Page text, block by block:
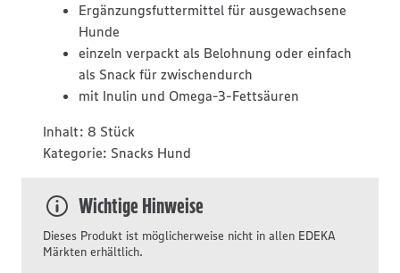
Ergänzungsfuttermittel für ausgewachsene
Hunde
einzeln verpackt als Belohnung oder einfach
als Snack für zwischendurch
mit Inulin und Omega-3-Fettsäuren
Inhalt: 8 Stück
Kategorie: Snacks Hund
Wichtige Hinweise
Dieses Produkt ist möglicherweise nicht in allen EDEKA
Märkten erhältlich.